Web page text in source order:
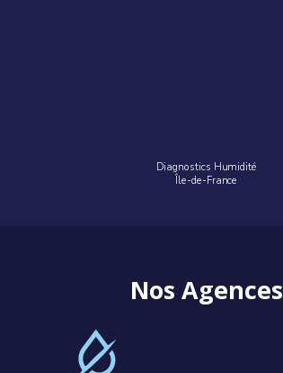
Diagnostics Humidité
Île-de-France
Nos Agences